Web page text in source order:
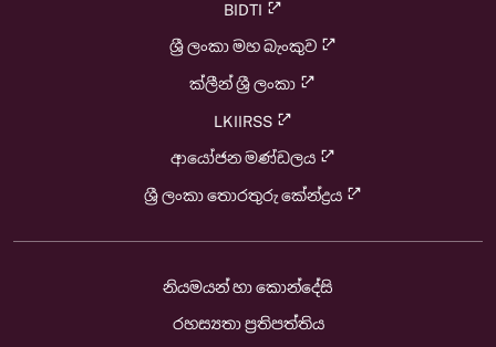
BIDTI
ශ්‍රී ලංකා මහ බැංකුව
ක්ලීන් ශ්‍රී ලංකා
LKIIRSS
ආයෝජන මණ්ඩලය
ශ්‍රී ලංකා තොරතුරු කේන්ද්‍රය
නියමයන් හා කොන්දේසි
රහස්‍යතා ප්‍රතිපත්තිය